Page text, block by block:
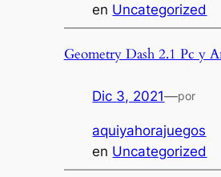
en Uncategorized
Geometry Dash 2.1 Pc y
Dic 3, 2021—por
aquiyahorajuegos
en Uncategorized